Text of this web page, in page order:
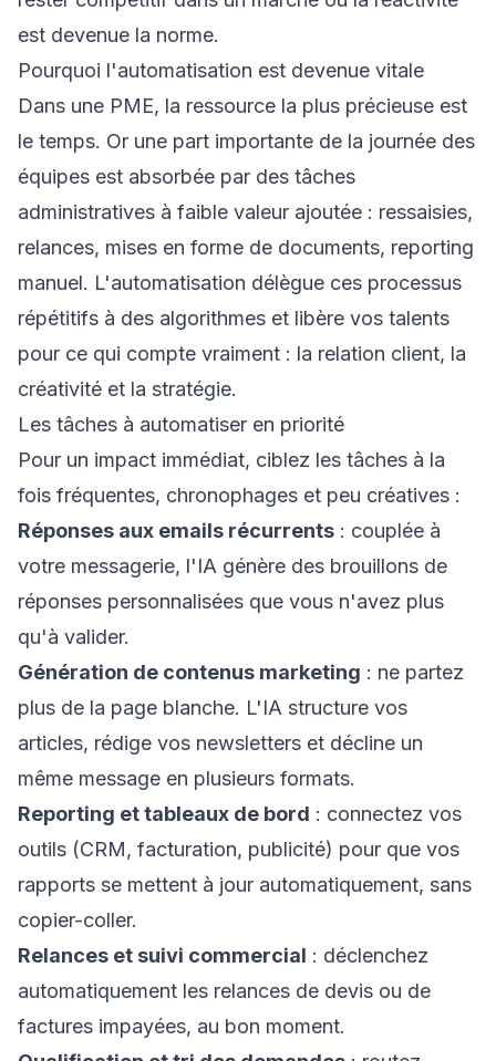
est devenue la norme.
Pourquoi l'automatisation est devenue vitale
Dans une PME, la ressource la plus précieuse est
le temps. Or une part importante de la journée des
équipes est absorbée par des tâches
administratives à faible valeur ajoutée : ressaisies,
relances, mises en forme de documents, reporting
manuel. L'automatisation délègue ces processus
répétitifs à des algorithmes et libère vos talents
pour ce qui compte vraiment : la relation client, la
créativité et la stratégie.
Les tâches à automatiser en priorité
Pour un impact immédiat, ciblez les tâches à la
fois fréquentes, chronophages et peu créatives :
Réponses aux emails récurrents : couplée à
votre messagerie, l'IA génère des brouillons de
réponses personnalisées que vous n'avez plus
qu'à valider.
Génération de contenus marketing : ne partez
plus de la page blanche. L'IA structure vos
articles, rédige vos newsletters et décline un
même message en plusieurs formats.
Reporting et tableaux de bord : connectez vos
outils (CRM, facturation, publicité) pour que vos
rapports se mettent à jour automatiquement, sans
copier-coller.
Relances et suivi commercial : déclenchez
automatiquement les relances de devis ou de
factures impayées, au bon moment.